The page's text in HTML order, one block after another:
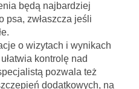
będą najbardziej
psa, zwłaszcza jeśli
o wizytach i wynikach
kontrolę nad
pozwala też
dodatkowych, na